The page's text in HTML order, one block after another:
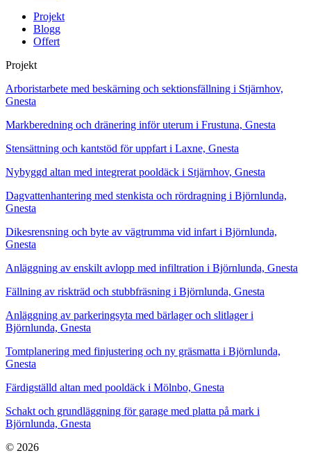
Projekt
Blogg
Offert
Projekt
Arboristarbete med beskärning och sektionsfällning i Stjärnhov,
Gnesta
Markberedning och dränering inför uterum i Frustuna, Gnesta
Stensättning och kantstöd för uppfart i Laxne, Gnesta
Nybyggd altan med integrerat pooldäck i Stjärnhov, Gnesta
Dagvattenhantering med stenkista och rördragning i Björnlunda,
Gnesta
Dikesrensning och byte av vägtrumma vid infart i Björnlunda,
Gnesta
Anläggning av enskilt avlopp med infiltration i Björnlunda, Gnesta
Fällning av riskträd och stubbfräsning i Björnlunda, Gnesta
Anläggning av parkeringsyta med bärlager och slitlager i
Björnlunda, Gnesta
Tomtplanering med finjustering och ny gräsmatta i Björnlunda,
Gnesta
Färdigställd altan med pooldäck i Mölnbo, Gnesta
Schakt och grundläggning för garage med platta på mark i
Björnlunda, Gnesta
© 2026